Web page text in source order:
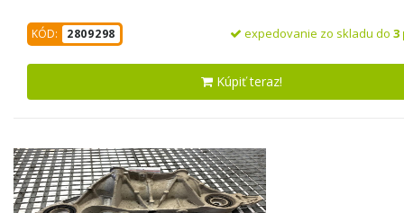
KÓD: 2809298 expedovanie zo skladu do 3
Kúpiť teraz!